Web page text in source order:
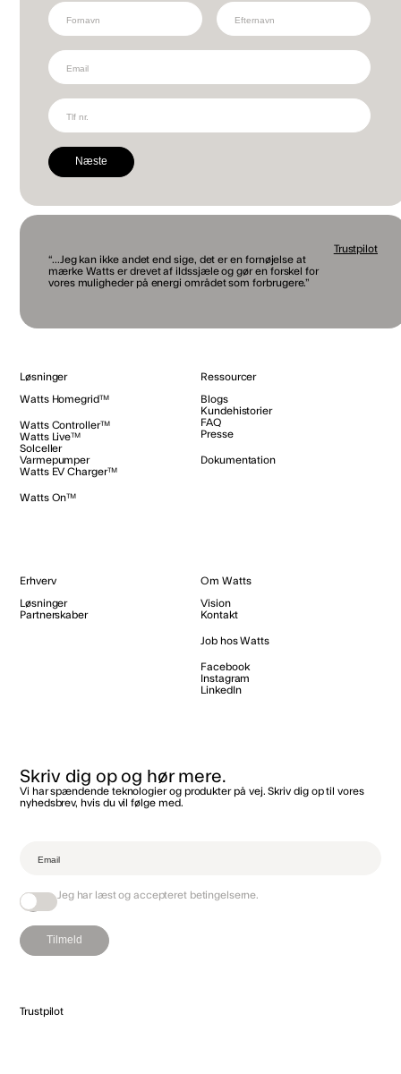
Næste
“...Jeg kan ikke andet end sige, det er en fornøjelse at
mærke Watts er drevet af ildssjæle og gør en forskel for
vores muligheder på energi området som forbrugere.”
Trustpilot
Løsninger
Watts Homegrid™
Watts Controller™
Watts Live™
Solceller
Varmepumper
Watts EV Charger™
Watts On™
Ressourcer
Blogs
Kundehistorier
FAQ
Presse
Dokumentation
Erhverv
Løsninger
Partnerskaber
Om Watts
Vision
Kontakt
Job hos Watts
Facebook
Instagram
LinkedIn
Skriv dig op og hør mere.
Vi har spændende teknologier og produkter på vej. Skriv dig op til vores
nyhedsbrev, hvis du vil følge med.‌
Jeg har læst og accepteret betingelserne.
Tilmeld
Trustpilot